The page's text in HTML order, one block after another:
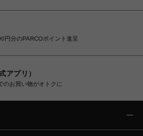
円分のPARCOポイント進呈
アプリ）
のお買い物がオトクに